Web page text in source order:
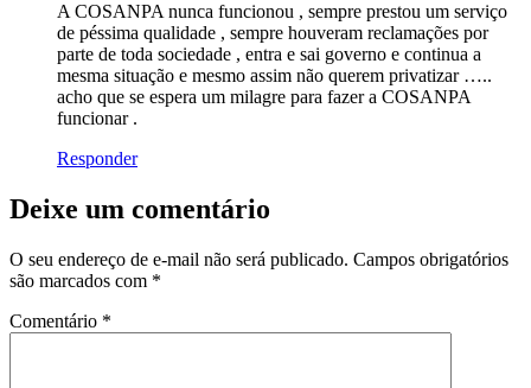
A COSANPA nunca funcionou , sempre prestou um serviço
de péssima qualidade , sempre houveram reclamações por
parte de toda sociedade , entra e sai governo e continua a
mesma situação e mesmo assim não querem privatizar …..
acho que se espera um milagre para fazer a COSANPA
funcionar .
Responder
Deixe um comentário
O seu endereço de e-mail não será publicado. Campos obrigatórios
são marcados com *
Comentário *